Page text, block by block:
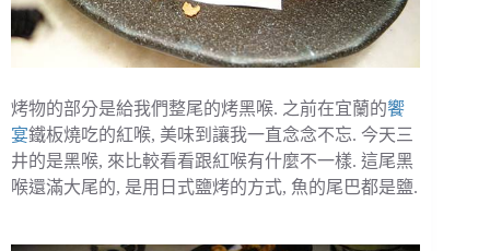
烤物的部分是給我們整尾的烤黑喉. 之前在宜蘭的饗
宴鐵板燒吃的紅喉, 美味到讓我一直念念不忘. 今天三
井的是黑喉, 來比較看看跟紅喉有什麼不一樣. 這尾黑
喉還滿大尾的, 是用日式鹽烤的方式, 魚的尾巴都是鹽.